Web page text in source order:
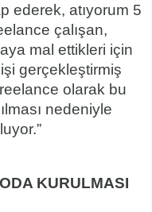
ederek, atıyorum 5
çalışan,
mal ettikleri için
gerçekleştirmiş
olarak bu
nedeniyle
KURULMASI